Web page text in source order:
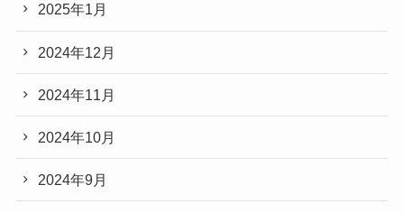
2025年1月
2024年12月
2024年11月
2024年10月
2024年9月